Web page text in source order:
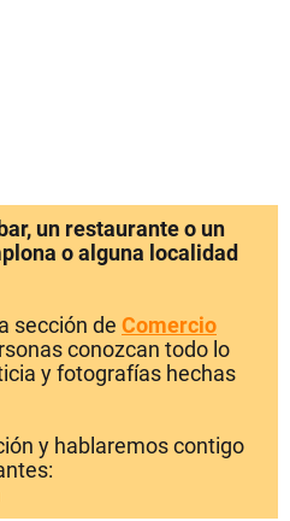
un restaurante o un
o alguna localidad
sección de Comercio
conozcan todo lo
y fotografías hechas
y hablaremos contigo